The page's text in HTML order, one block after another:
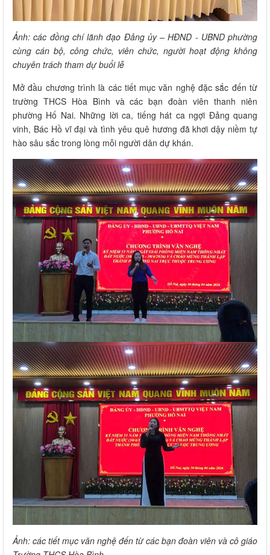
Ảnh: các đồng chí lãnh đạo Đảng ủy – HĐND - UBND phường
cùng cán bộ, công chức, viên chức, người hoạt động không
chuyên trách tham dự buổi lễ
Mở đầu chương trình là các tiết mục văn nghệ đặc sắc đến từ
trường THCS Hòa Bình và các bạn đoàn viên thanh niên
phường Hố Nai. Những lời ca, tiếng hát ca ngợi Đảng quang
vinh, Bác Hồ vĩ đại và tình yêu quê hương đã khơi dậy niềm tự
hào sâu sắc trong lòng mỗi người dân dự khán.
Ảnh: các tiết mục văn nghệ đến từ các bạn đoàn viên và cô giáo